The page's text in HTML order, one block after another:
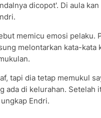
dicopot'. Di aula
memicu emosi pelaku.
melontarkan kata-kata
tapi dia tetap memukul
ada di kelurahan. Setelah
Endri.